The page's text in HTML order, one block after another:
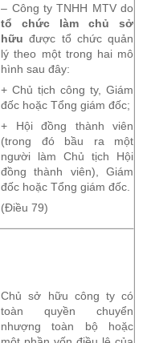
– Công ty TNHH MTV do
tổ chức làm chủ sở
hữu được tổ chức quản
lý theo một trong hai mô
hình sau đây:
+ Chủ tịch công ty, Giám
đốc hoặc Tổng giám đốc;
+ Hội đồng thành viên
(trong đó bầu ra một
người làm Chủ tịch Hội
đồng thành viên), Giám
đốc hoặc Tổng giám đốc.
(Điều 79)
Chủ sở hữu công ty có
toàn quyền chuyển
nhượng toàn bộ hoặc